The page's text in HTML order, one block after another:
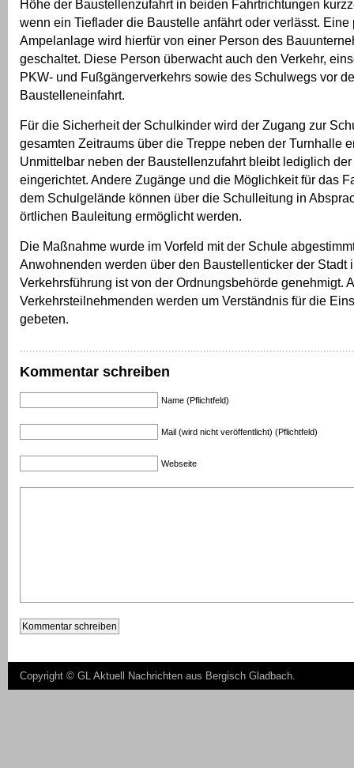
Höhe der Baustellenzufahrt in beiden Fahrtrichtungen
wenn ein Tieflader die Baustelle anfährt oder verlässt. Eine
Ampelanlage wird hierfür von einer Person des
geschaltet. Diese Person überwacht auch den Verkehr,
PKW- und Fußgängerverkehrs sowie des Schulwegs vor
Baustelleneinfahrt.
Für die Sicherheit der Schulkinder wird der Zugang zur
gesamten Zeitraums über die Treppe neben der Turnhalle
Unmittelbar neben der Baustellenzufahrt bleibt lediglich
eingerichtet. Andere Zugänge und die Möglichkeit für das
dem Schulgelände können über die Schulleitung in
örtlichen Bauleitung ermöglicht werden.
Die Maßnahme wurde im Vorfeld mit der Schule
Anwohnenden werden über den Baustellenticker der Stadt
Verkehrsführung ist von der Ordnungsbehörde genehmigt.
Verkehrsteilnehmenden werden um Verständnis für die
gebeten.
Kommentar schreiben
Name (Pflichtfeld)
Mail (wird nicht veröffentlicht) (Pflichtfeld)
Webseite
Copyright © GL Aktuell Nachrichten aus Bergisch Gladbach.